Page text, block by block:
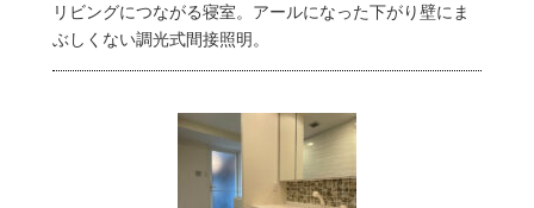
リビングにつながる寝室。アールになった下がり壁にま
ぶしくない調光式間接照明。